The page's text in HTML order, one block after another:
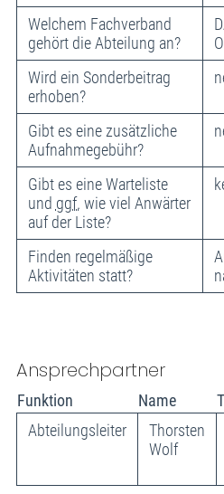
Welchem Fachverband
gehört die Abteilung an?
Wird ein Sonderbeitrag
erhoben?
Gibt es eine zusätzliche
Aufnahmegebühr?
Gibt es eine Warteliste
und ggf. wie viel Anwärter
auf der Liste?
Finden regelmäßige
Aktivitäten statt?
Ansprechpartner
Funktion Name
Abteilungsleiter
Thorsten
Wolf